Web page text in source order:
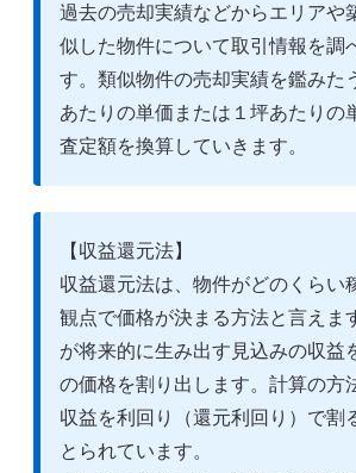
過去の売却実績などからエリアや
似した物件について取引情報を調
す。類似物件の売却実績を鑑みた
あたりの単価または１坪あたりの
査定額を換算していきます。
【収益還元法】
収益還元法は、物件がどのくらい
観点で価格が決まる方法と言えま
が将来的に生み出す見込みの収益
の価格を割り出します。計算の方
収益を利回り（還元利回り）で割
とられています。